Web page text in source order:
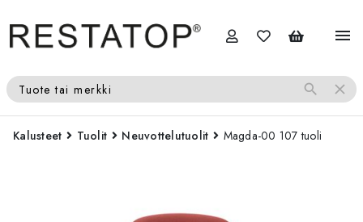
menu
Tuote tai merkki search close
Kalusteet Tuolit Neuvottelutuolit Magda-00 107 tuoli